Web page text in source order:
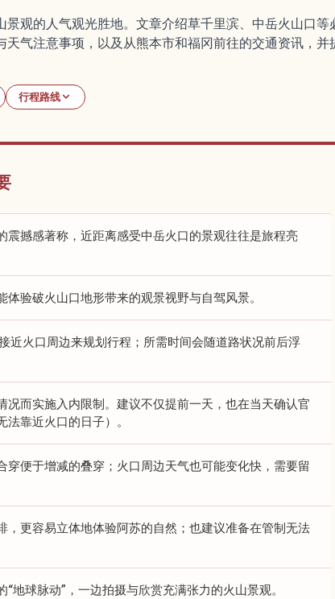
观的人气观光胜地。文章介绍草千里滨、中岳火山口等
气注意事项，以及从熊本市和福冈前往的交通资讯，并
行程路线
震撼感著称，近距离感受中岳火口的景观往往是旅程亮
验破火山口地形带来的观景视野与自驾风景。
近火口周边来规划行程；所需时间会随道路状况前后浮
而实施入内限制。建议不仅提前一天，也在当天确认官
靠近火口的日子）。
便于增减的叠穿；火口周边天气也可能变化快，需要留
更容易立体地体验阿苏的自然；也建议准备在管制无法
地球脉动”，一边拍摄与欣赏充满张力的火山景观。